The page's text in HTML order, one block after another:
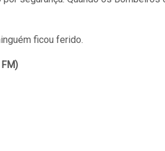
ficou ferido.